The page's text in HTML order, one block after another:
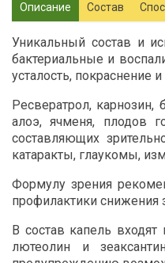
Описание Состав
Уникальный состав и
бактериальные и
усталость, покраснение
Ресвератрол,
алоэ, ячменя, плодов
составляющих
катаракты, глаукомы,
Формулу зрения
профилактики снижения
В состав капель
лютеолин и